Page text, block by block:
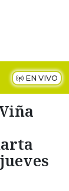
EN VIVO